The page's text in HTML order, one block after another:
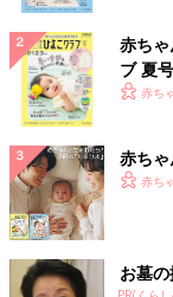
赤ち
ブ 夏
く！赤ち
赤ちゃ
赤ち
お墓